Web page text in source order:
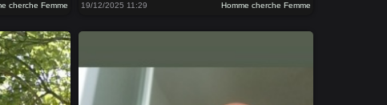
cherche Femme 19/12/2025 11:29 Homme cherche Femme